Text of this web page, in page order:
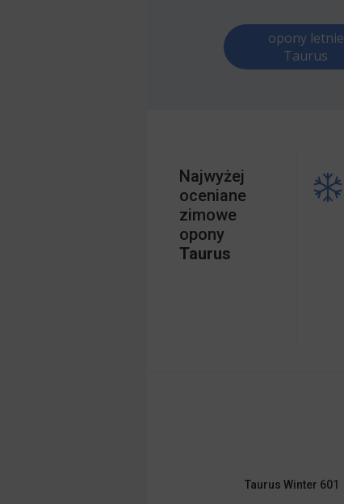
opony letnie
Taurus
Najwyżej
oceniane
zimowe
opony
Taurus
Taurus Winter 601